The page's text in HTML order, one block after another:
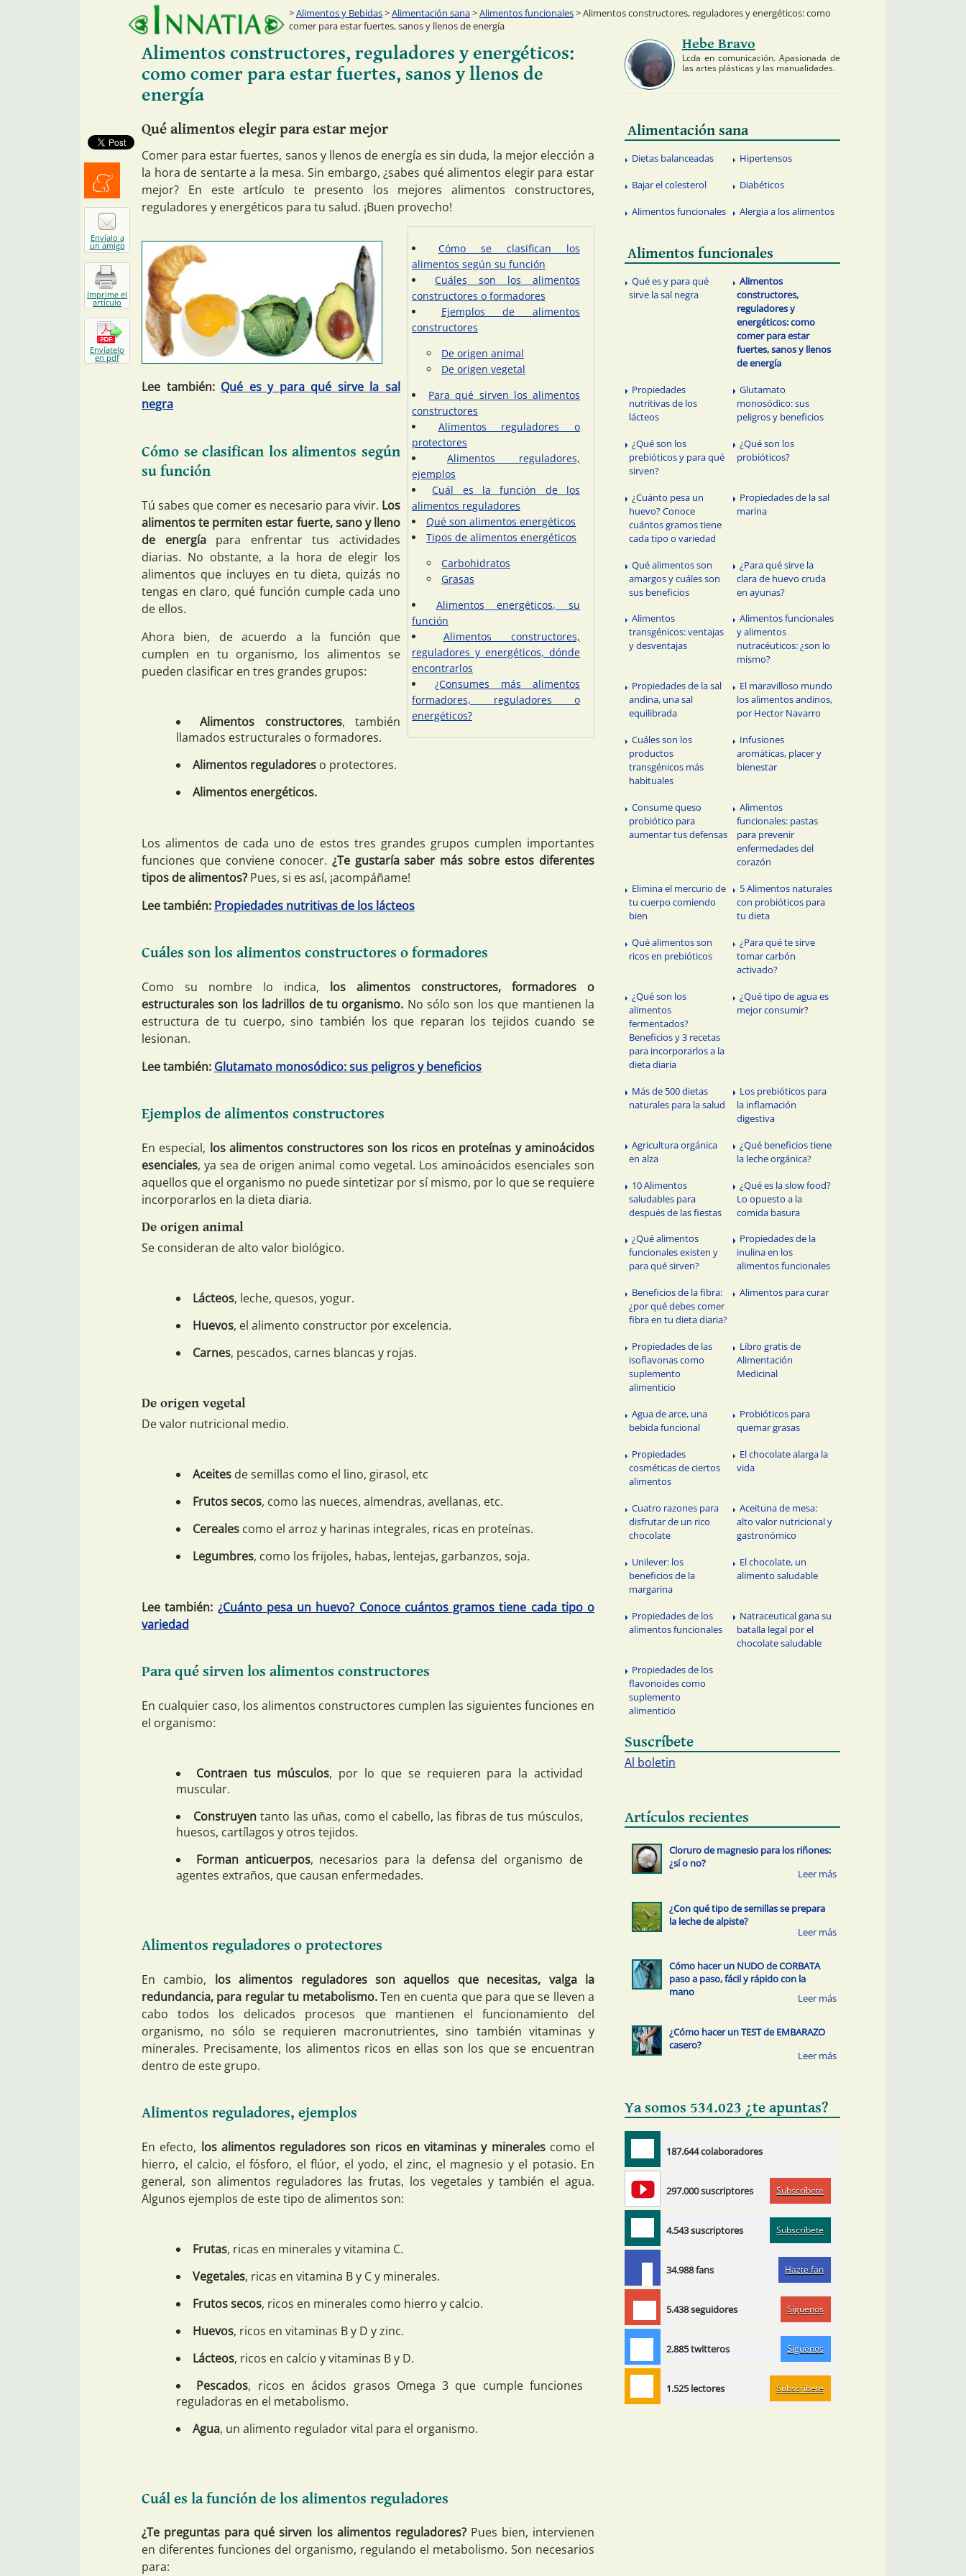
Alimentos y Bebidas>Alimentación sana>Alimentos funcionales> Alimentos constructores, reguladores y energéticos: como
comer para estar fuertes, sanos y llenos de energía
Alimentos constructores, reguladores y energéticos:
como comer para estar fuertes, sanos y llenos de
energía
Qué alimentos elegir para estar mejor
Comer para estar fuertes, sanos y llenos de energía es sin duda, la mejor elección a
la hora de sentarte a la mesa. Sin embargo, ¿sabes qué alimentos elegir para estar
mejor? En este artículo te presento los mejores alimentos constructores,
reguladores y energéticos para tu salud. ¡Buen provecho!
Cómo se clasifican los
alimentos según su función
Cuáles son los alimentos
constructores o formadores
Ejemplos de alimentos
constructores
De origen animal
De origen vegetal
Para qué sirven los alimentos
constructores
Alimentos reguladores o
protectores
Alimentos reguladores,
ejemplos
Cuál es la función de los
alimentos reguladores
Qué son alimentos energéticos
Tipos de alimentos energéticos
Carbohidratos
Grasas
Alimentos energéticos, su
función
Alimentos constructores,
reguladores y energéticos, dónde
encontrarlos
¿Consumes más alimentos
formadores, reguladores o
energéticos?
Lee también: Qué es y para qué sirve la sal
negra
Cómo se clasifican los alimentos según
su función
Tú sabes que comer es necesario para vivir. Los
alimentos te permiten estar fuerte, sano y lleno
de energíapara enfrentar tus actividades
diarias. No obstante, a la hora de elegir los
alimentos que incluyes en tu dieta, quizás no
tengas en claro, qué función cumple cada uno
de ellos.
Ahora bien, de acuerdo a la función que
cumplen en tu organismo, los alimentos se
pueden clasificar en tres grandes grupos:
Alimentos constructores, también
llamados estructurales o formadores.
Alimentos reguladores o protectores.
Alimentos energéticos.
Los alimentos de cada uno de estos tres grandes grupos cumplen importantes
funciones que conviene conocer. ¿Te gustaría saber más sobre estos diferentes
tipos de alimentos? Pues, si es así, ¡acompáñame!
Lee también: Propiedades nutritivas de los lácteos
Cuáles son los alimentos constructores o formadores
Como su nombre lo indica, los alimentos constructores, formadores o
estructurales son los ladrillos de tu organismo. No sólo son los que mantienen la
estructura de tu cuerpo, sino también los que reparan los tejidos cuando se
lesionan.
Lee también: Glutamato monosódico: sus peligros y beneficios
Ejemplos de alimentos constructores
En especial, los alimentos constructores son los ricos en proteínas y aminoácidos
esenciales, ya sea de origen animal como vegetal. Los aminoácidos esenciales son
aquellos que el organismo no puede sintetizar por sí mismo, por lo que se requiere
incorporarlos en la dieta diaria.
De origen animal
Se consideran de alto valor biológico.
Lácteos, leche, quesos, yogur.
Huevos, el alimento constructor por excelencia.
Carnes, pescados, carnes blancas y rojas.
De origen vegetal
De valor nutricional medio.
Aceites de semillas como el lino, girasol, etc
Frutos secos, como las nueces, almendras, avellanas, etc.
Cereales como el arroz y harinas integrales, ricas en proteínas.
Legumbres, como los frijoles, habas, lentejas, garbanzos, soja.
Lee también: ¿Cuánto pesa un huevo? Conoce cuántos gramos tiene cada tipo o
variedad
Para qué sirven los alimentos constructores
En cualquier caso, los alimentos constructores cumplen las siguientes funciones en
el organismo:
Contraen tus músculos, por lo que se requieren para la actividad
muscular.
Construyentanto las uñas, como el cabello, las fibras de tus músculos,
huesos, cartílagos y otros tejidos.
Forman anticuerpos, necesarios para la defensa del organismo de
agentes extraños, que causan enfermedades.
Alimentos reguladores o protectores
En cambio, los alimentos reguladores son aquellos que necesitas, valga la
redundancia, para regular tu metabolismo.Ten en cuenta que para que se lleven a
cabo todos los delicados procesos que mantienen el funcionamiento del
organismo, no sólo se requieren macronutrientes, sino también vitaminas y
minerales. Precisamente, los alimentos ricos en ellas son los que se encuentran
dentro de este grupo.
Alimentos reguladores, ejemplos
En efecto, los alimentos reguladores son ricos en vitaminas y minerales como el
hierro, el calcio, el fósforo, el flúor, el yodo, el zinc, el magnesio y el potasio. En
general, son alimentos reguladores las frutas, los vegetales y también el agua.
Algunos ejemplos de este tipo de alimentos son:
Frutas, ricas en minerales y vitamina C.
Vegetales, ricas en vitamina B y C y minerales.
Frutos secos, ricos en minerales como hierro y calcio.
Huevos, ricos en vitaminas B y D y zinc.
Lácteos, ricos en calcio y vitaminas B y D.
Pescados, ricos en ácidos grasos Omega 3 que cumple funciones
reguladoras en el metabolismo.
Agua, un alimento regulador vital para el organismo.
Cuál es la función de los alimentos reguladores
¿Te preguntas para qué sirven los alimentos reguladores?Pues bien, intervienen
en diferentes funciones del organismo, regulando el metabolismo. Son necesarios
para:
Hebe Bravo
Lcda en comunicación. Apasionada de
las artes plásticas y las manualidades.
Alimentación sana
Dietas balanceadas Hipertensos
Bajar el colesterol Diabéticos
Alimentos funcionales Alergia a los alimentos
Alimentos funcionales
Qué es y para qué
sirve la sal negra
Alimentos
constructores,
reguladores y
energéticos: como
comer para estar
fuertes, sanos y llenos
de energía
Propiedades
nutritivas de los
lácteos
Glutamato
monosódico: sus
peligros y beneficios
¿Qué son los
prebióticos y para qué
sirven?
¿Qué son los
probióticos?
¿Cuánto pesa un
huevo? Conoce
cuántos gramos tiene
cada tipo o variedad
Propiedades de la sal
marina
Qué alimentos son
amargos y cuáles son
sus beneficios
¿Para qué sirve la
clara de huevo cruda
en ayunas?
Alimentos
transgénicos: ventajas
y desventajas
Alimentos funcionales
y alimentos
nutracéuticos: ¿son lo
mismo?
Propiedades de la sal
andina, una sal
equilibrada
El maravilloso mundo
los alimentos andinos,
por Hector Navarro
Cuáles son los
productos
transgénicos más
habituales
Infusiones
aromáticas, placer y
bienestar
Consume queso
probiótico para
aumentar tus defensas
Alimentos
funcionales: pastas
para prevenir
enfermedades del
corazón
Elimina el mercurio de
tu cuerpo comiendo
bien
5 Alimentos naturales
con probióticos para
tu dieta
Qué alimentos son
ricos en prebióticos
¿Para qué te sirve
tomar carbón
activado?
¿Qué son los
alimentos
fermentados?
Beneficios y 3 recetas
para incorporarlos a la
dieta diaria
¿Qué tipo de agua es
mejor consumir?
Más de 500 dietas
naturales para la salud
Los prebióticos para
la inflamación
digestiva
Agricultura orgánica
en alza
¿Qué beneficios tiene
la leche orgánica?
10 Alimentos
saludables para
después de las fiestas
¿Qué es la slow food?
Lo opuesto a la
comida basura
¿Qué alimentos
funcionales existen y
para qué sirven?
Propiedades de la
inulina en los
alimentos funcionales
Beneficios de la fibra:
¿por qué debes comer
fibra en tu dieta diaria?
Alimentos para curar
Propiedades de las
isoflavonas como
suplemento
alimenticio
Libro gratis de
Alimentación
Medicinal
Agua de arce, una
bebida funcional
Probióticos para
quemar grasas
Propiedades
cosméticas de ciertos
alimentos
El chocolate alarga la
vida
Cuatro razones para
disfrutar de un rico
chocolate
Aceituna de mesa:
alto valor nutricional y
gastronómico
Unilever: los
beneficios de la
margarina
El chocolate, un
alimento saludable
Propiedades de los
alimentos funcionales
Natraceutical gana su
batalla legal por el
chocolate saludable
Propiedades de los
flavonoides como
suplemento
alimenticio
Suscríbete
Al boletin
Artículos recientes
Cloruro de magnesio para los riñones:
¿sí o no?
¿Con qué tipo de semillas se prepara
la leche de alpiste?
Cómo hacer un NUDO de CORBATA
paso a paso, fácil y rápido con la
mano
¿Cómo hacer un TEST de EMBARAZO
casero?
Ya somos 534.023 ¿te apuntas?
187.644 colaboradores
297.000 suscriptores Subscríbete
4.543 suscriptores Subscríbete
34.988 fans Hazte fan
5.438 seguidores Síguenos
2.885 twitteros Síguenos
1.525 lectores Subscríbete
Menéalo
Envíalo a
un amigo
Imprime el
artículo
Envíatelo
en pdf